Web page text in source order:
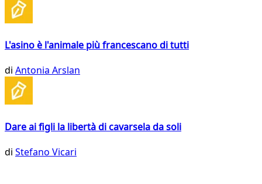
L'asino è l'animale più francescano di tutti
di Antonia Arslan
Dare ai figli la libertà di cavarsela da soli
di Stefano Vicari